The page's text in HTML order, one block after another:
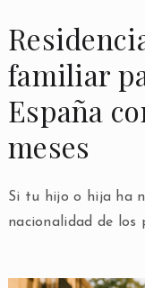
familiar
España
meses
Si tu hijo o hija ha
nacionalidad de los